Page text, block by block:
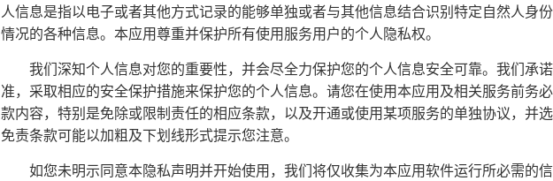
人信息是指以电子或者其他方式记录的能够单独或者与其他信息结合识别特定自然人身
情况的各种信息。本应用尊重并保护所有使用服务用户的个人隐私权。
我们深知个人信息对您的重要性，并会尽全力保护您的个人信息安全可靠。我们承
准，采取相应的安全保护措施来保护您的个人信息。请您在使用本应用及相关服务前务
款内容，特别是免除或限制责任的相应条款，以及开通或使用某项服务的单独协议，并
免责条款可能以加粗及下划线形式提示您注意。
如您未明示同意本隐私声明并开始使用，我们将仅收集为本应用软件运行所必需的